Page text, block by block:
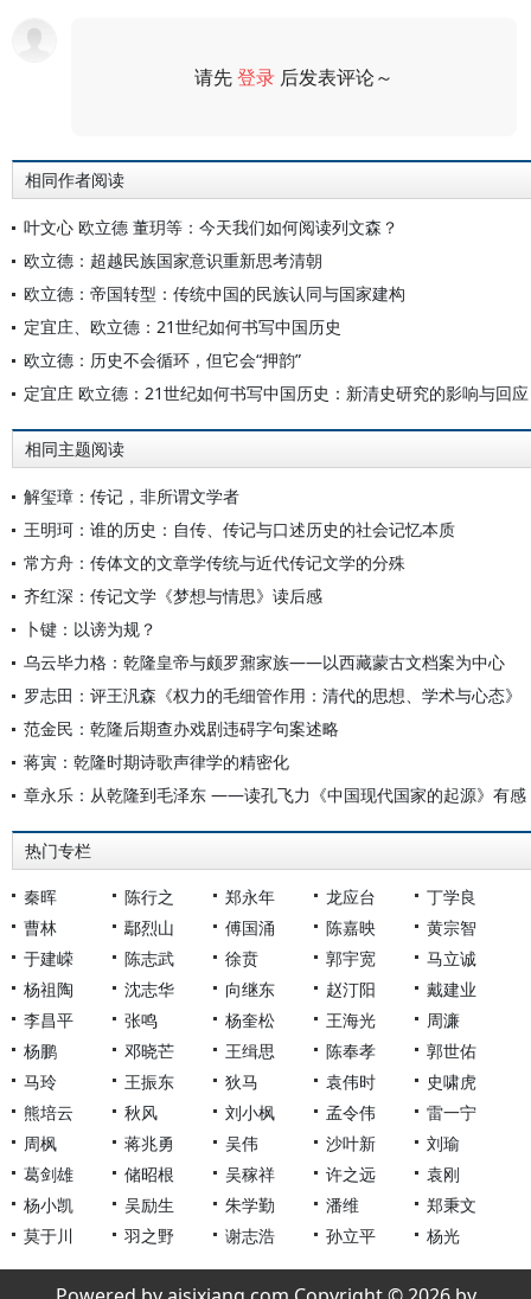
请先登录 后发表评论～
相同作者阅读
叶文心 欧立德 董玥等：今天我们如何阅读列文森？
欧立德：超越民族国家意识重新思考清朝
欧立德：帝国转型：传统中国的民族认同与国家建构
定宜庄、欧立德：21世纪如何书写中国历史
欧立德：历史不会循环，但它会“押韵”
定宜庄 欧立德：21世纪如何书写中国历史：新清史研究的影响与回应
相同主题阅读
解玺璋：传记，非所谓文学者
王明珂：谁的历史：自传、传记与口述历史的社会记忆本质
常方舟：传体文的文章学传统与近代传记文学的分殊
齐红深：传记文学《梦想与情思》读后感
卜键：以谤为规？
乌云毕力格：乾隆皇帝与颇罗鼐家族——以西藏蒙古文档案为中心
罗志田：评王汎森《权力的毛细管作用：清代的思想、学术与心态》
范金民：乾隆后期查办戏剧违碍字句案述略
蒋寅：乾隆时期诗歌声律学的精密化
章永乐：从乾隆到毛泽东 ——读孔飞力《中国现代国家的起源》有感
热门专栏
秦晖 陈行之 郑永年 龙应台
丁学良
曹林
鄢烈山 傅国涌 陈嘉映
黄宗智
于建嵘
陈志武 徐贲 郭宇宽
马立诚
杨祖陶
沈志华 向继东 赵汀阳
戴建业
李昌平
张鸣 杨奎松 王海光
周濂
杨鹏
邓晓芒 王缉思 陈奉孝
郭世佑
马玲
王振东 狄马 袁伟时
史啸虎
熊培云
秋风 刘小枫 孟令伟
雷一宁
周枫
蒋兆勇 吴伟 沙叶新
刘瑜
葛剑雄
储昭根 吴稼祥 许之远
袁刚
杨小凯
吴励生 朱学勤 潘维
郑秉文
莫于川
羽之野 谢志浩 孙立平 杨光